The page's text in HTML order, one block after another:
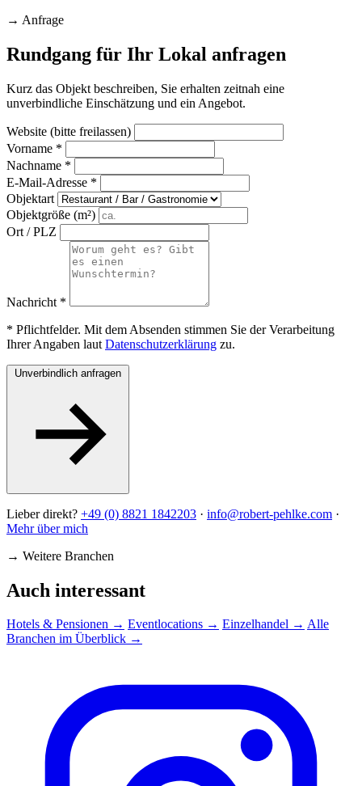
→ Anfrage
Rundgang für Ihr Lokal anfragen
Kurz das Objekt beschreiben, Sie erhalten zeitnah eine
unverbindliche Einschätzung und ein Angebot.
Website (bitte freilassen)
Vorname *
Nachname *
E-Mail-Adresse *
Objektart
Objektgröße (m²)
Ort / PLZ
Nachricht *
* Pflichtfelder. Mit dem Absenden stimmen Sie der Verarbeitung
Ihrer Angaben laut Datenschutzerklärung zu.
Unverbindlich anfragen
Lieber direkt? +49 (0) 8821 1842203 · info@robert-pehlke.com ·
Mehr über mich
→ Weitere Branchen
Auch interessant
Hotels & Pensionen → Eventlocations → Einzelhandel → Alle
Branchen im Überblick →